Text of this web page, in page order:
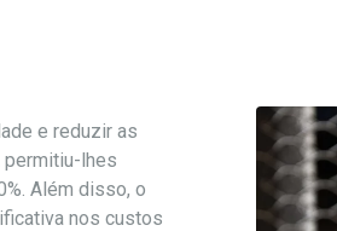
e reduzir as
lhes
Além disso, o
nos custos